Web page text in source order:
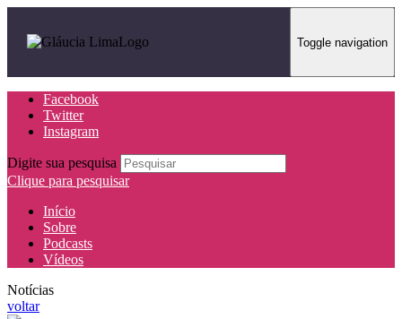
Toggle navigation
Facebook
Twitter
Instagram
Digite sua pesquisa
Clique para pesquisar
Início
Sobre
Podcasts
Vídeos
Notícias
voltar